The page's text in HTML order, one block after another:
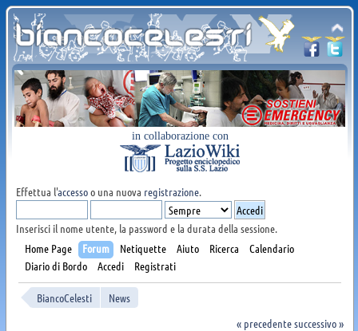
in collaborazione con
Effettua l'accessoo una nuova registrazione.
Inserisci il nome utente, la password e la durata della sessione.
Home Page
Forum Netiquette Aiuto Ricerca
Calendario
Diario di Bordo
Accedi Registrati
BiancoCelesti
News
« precedentesuccessivo »